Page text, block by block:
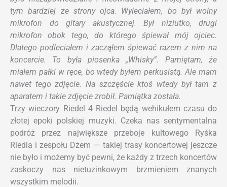
tym bardziej ze strony ojca. Wyleciałem, bo był wolny
mikrofon do gitary akustycznej. Był niziutko, drugi
mikrofon obok tego, do którego śpiewał mój ojciec.
Dlatego podleciałem i zacząłem śpiewać razem z nim na
koncercie. To była piosenka „Whisky”. Pamiętam, że
miałem pałki w ręce, bo wtedy byłem perkusistą. Ale mam
nawet tego zdjęcie. Na szczęście ktoś wtedy był tam z
aparatem i takie zdjęcie zrobił. Pamiątka została.
Trzy wieczory Riedel 4 Riedel będą wehikułem czasu do
złotej epoki polskiej muzyki. Czeka nas sentymentalna
podróż przez największe przeboje kultowego Ryśka
Riedla i zespołu Dżem — takiej trasy koncertowej jeszcze
nie było i możemy być pewni, że każdy z trzech koncertów
zaskoczy nas nietuzinkowym brzmieniem znanych
wszystkim melodii.